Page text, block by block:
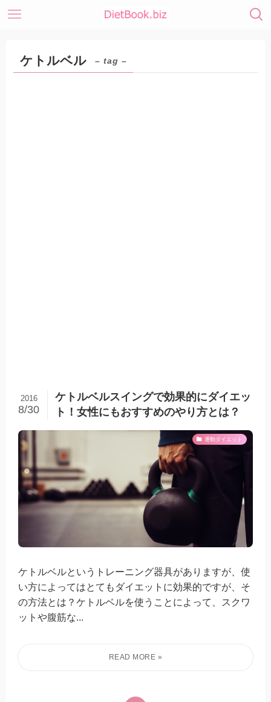
ケトルベル – tag –
ケトルベルスイングで効果的にダイエッ
ト！女性にもおすすめのやり方とは？
2016
8/30
運動ダイエット
ケトルベルというトレーニング器具がありますが、使
い方によってはとてもダイエットに効果的ですが、そ
の方法とは？ケトルベルを使うことによって、スクワ
ットや腹筋な...